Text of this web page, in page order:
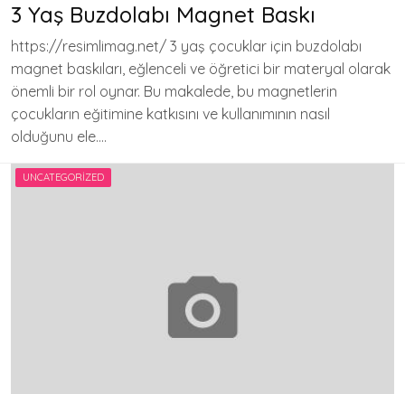
3 Yaş Buzdolabı Magnet Baskı
https://resimlimag.net/ 3 yaş çocuklar için buzdolabı
magnet baskıları, eğlenceli ve öğretici bir materyal olarak
önemli bir rol oynar. Bu makalede, bu magnetlerin
çocukların eğitimine katkısını ve kullanımının nasıl
olduğunu ele….
UNCATEGORIZED